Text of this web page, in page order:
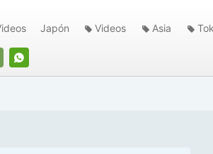
WHATSAPP
Japón Videos Asia